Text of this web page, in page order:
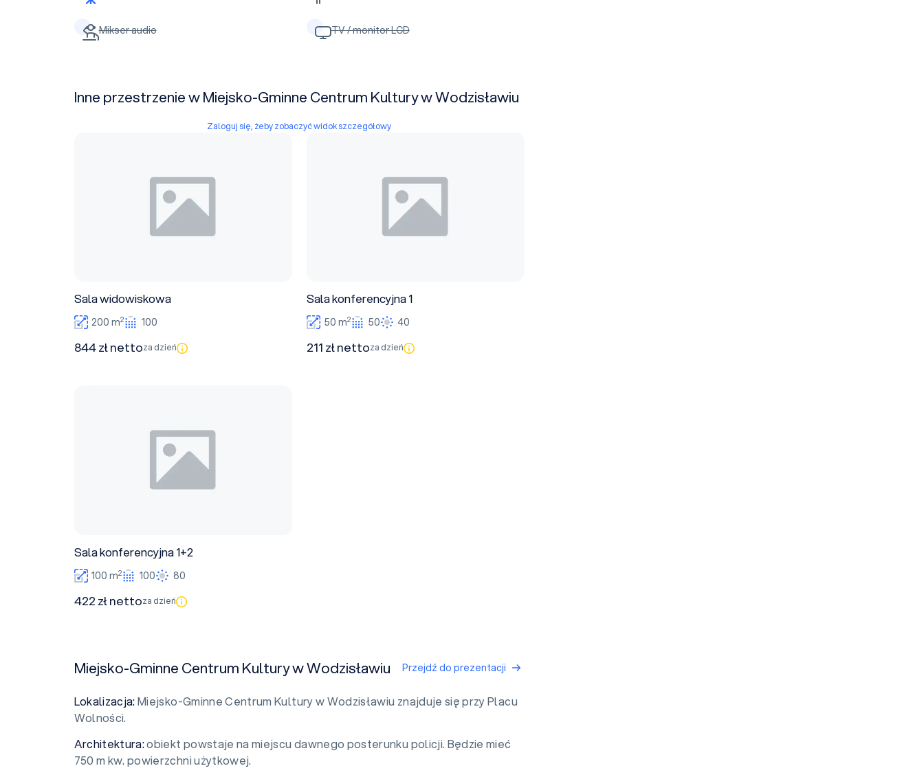
Mikser audio TV / monitor LCD
Inne przestrzenie w Miejsko-Gminne Centrum Kultury w Wodzisławiu
Zaloguj się, żeby zobaczyć widok szczegółowy
Sala widowiskowa
200 m2 100
844 zł nettoza dzień
Sala konferencyjna 1
50 m2 50 40
211 zł nettoza dzień
Sala konferencyjna 1+2
100 m2 100 80
422 zł nettoza dzień
Miejsko-Gminne Centrum Kultury w Wodzisławiu Przejdź do prezentacji
Lokalizacja:Miejsko-Gminne Centrum Kultury w Wodzisławiu znajduje się przy Placu
Wolności.
Architektura:obiekt powstaje na miejscu dawnego posterunku policji. Będzie mieć
750 m kw. powierzchni użytkowej.